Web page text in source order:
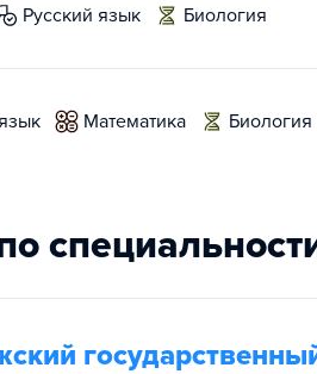
русский язык биология
математика биология